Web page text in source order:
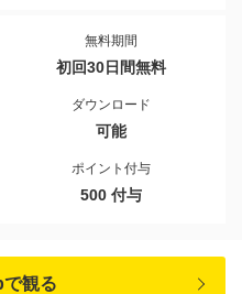
無料期間
初回30日間無料
ダウンロード
可能
ポイント付与
500 付与
観る